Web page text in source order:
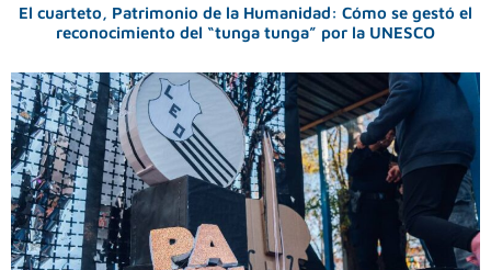
El cuarteto, Patrimonio de la Humanidad: Cómo se gestó el
reconocimiento del “tunga tunga” por la UNESCO